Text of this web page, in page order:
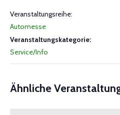
Veranstaltungsreihe:
Automesse
Veranstaltungskategorie:
Service/Info
Ähnliche